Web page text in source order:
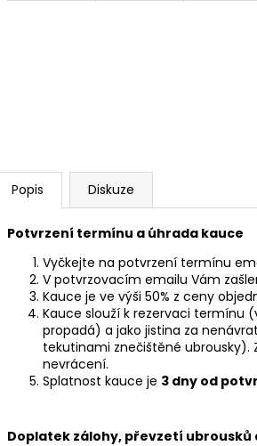
Popis Diskuze
Potvrzení termínu a úhrada kauce
Vyčkejte na potvrzení termínu
V potvrzovacím emailu Vám
Kauce je ve výši 50% z ceny
Kauce slouží k rezervaci termínu
propadá) a jako jistina za
tekutinami znečištěné ubrousky).
nevrácení.
Splatnost kauce je 3 dny od
Doplatek zálohy, převzetí